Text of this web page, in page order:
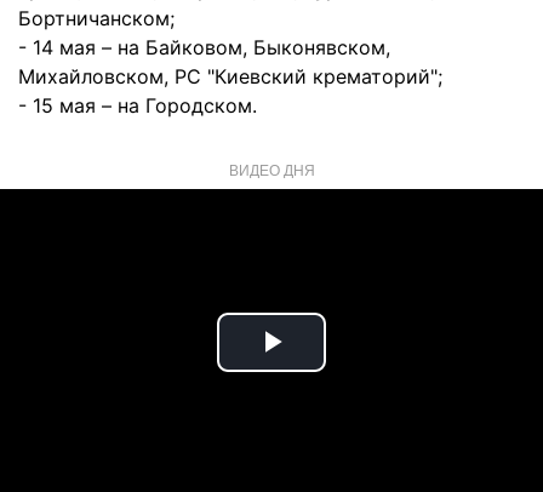
Бортничанском;
- 14 мая – на Байковом, Быконявском,
Михайловском, РС "Киевский крематорий";
- 15 мая – на Городском.
ВИДЕО ДНЯ
Play